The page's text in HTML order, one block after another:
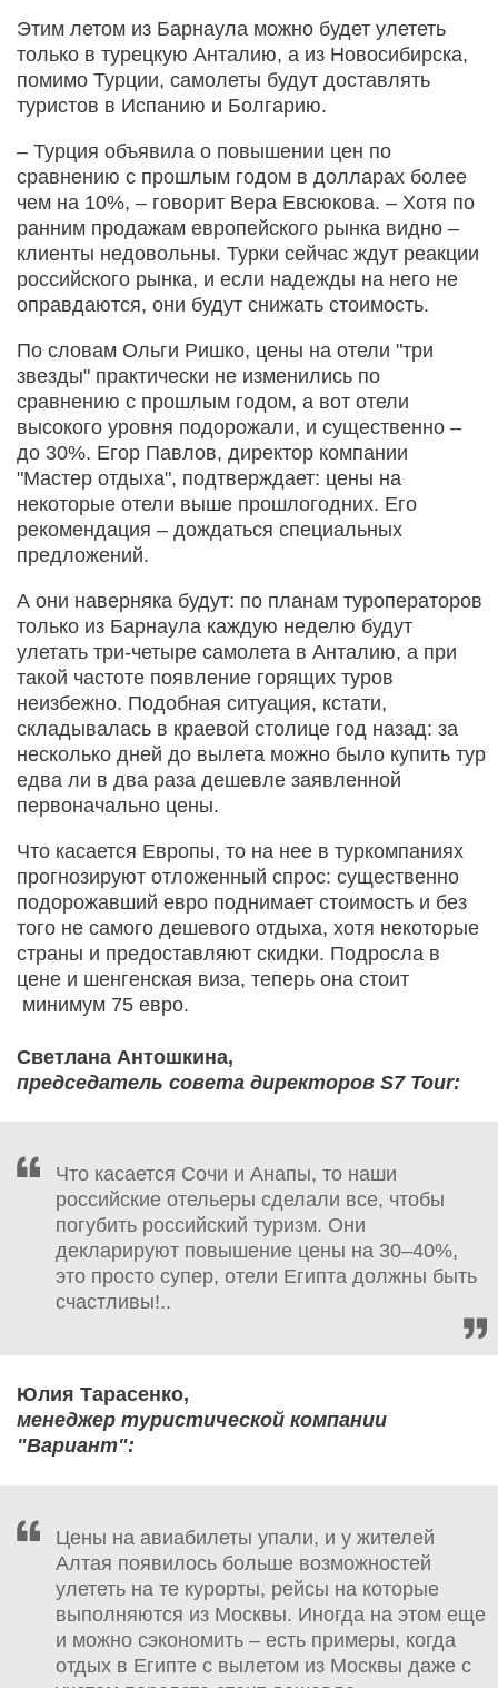
Этим летом из Барнаула можно будет улететь
только в турецкую Анталию, а из Новосибирска,
помимо Турции, самолеты будут доставлять
туристов в Испанию и Болгарию.
– Турция объявила о повышении цен по
сравнению с прошлым годом в долларах более
чем на 10%, – говорит Вера Евсюкова. – Хотя по
ранним продажам европейского рынка видно –
клиенты недовольны. Турки сейчас ждут реакции
российского рынка, и если надежды на него не
оправдаются, они будут снижать стоимость.
По словам Ольги Ришко, цены на отели "три
звезды" практически не изменились по
сравнению с прошлым годом, а вот отели
высокого уровня подорожали, и существенно –
до 30%. Егор Павлов, директор компании
"Мастер отдыха", подтверждает: цены на
некоторые отели выше прошлогодних. Его
рекомендация – дождаться специальных
предложений.
А они наверняка будут: по планам туроператоров
только из Барнаула каждую неделю будут
улетать три-четыре самолета в Анталию, а при
такой частоте появление горящих туров
неизбежно. Подобная ситуация, кстати,
складывалась в краевой столице год назад: за
несколько дней до вылета можно было купить тур
едва ли в два раза дешевле заявленной
первоначально цены.
Что касается Европы, то на нее в туркомпаниях
прогнозируют отложенный спрос: существенно
подорожавший евро поднимает стоимость и без
того не самого дешевого отдыха, хотя некоторые
страны и предоставляют скидки. Подросла в
цене и шенгенская виза, теперь она стоит
минимум 75 евро.
Светлана Антошкина,
председатель совета директоров S7 Tour:
Что касается Сочи и Анапы, то наши
российские отельеры сделали все, чтобы
погубить российский туризм. Они
декларируют повышение цены на 30–40%,
это просто супер, отели Египта должны быть
счастливы!..
Юлия Тарасенко,
менеджер туристической компании
"Вариант":
Цены на авиабилеты упали, и у жителей
Алтая появилось больше возможностей
улететь на те курорты, рейсы на которые
выполняются из Москвы. Иногда на этом еще
и можно сэкономить – есть примеры, когда
отдых в Египте с вылетом из Москвы даже с